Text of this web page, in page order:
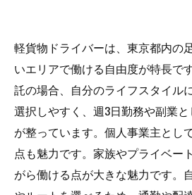
軽貨物ドライバーは、東京都内の
いエリアで働ける自由度が特長で
託の場合、自分のライフスタイル
選択しやすく、週3日勤務や副業
が整っています。個人事業主とし
点も魅力です。家族やプライベー
がら働ける点が大きな魅力です。